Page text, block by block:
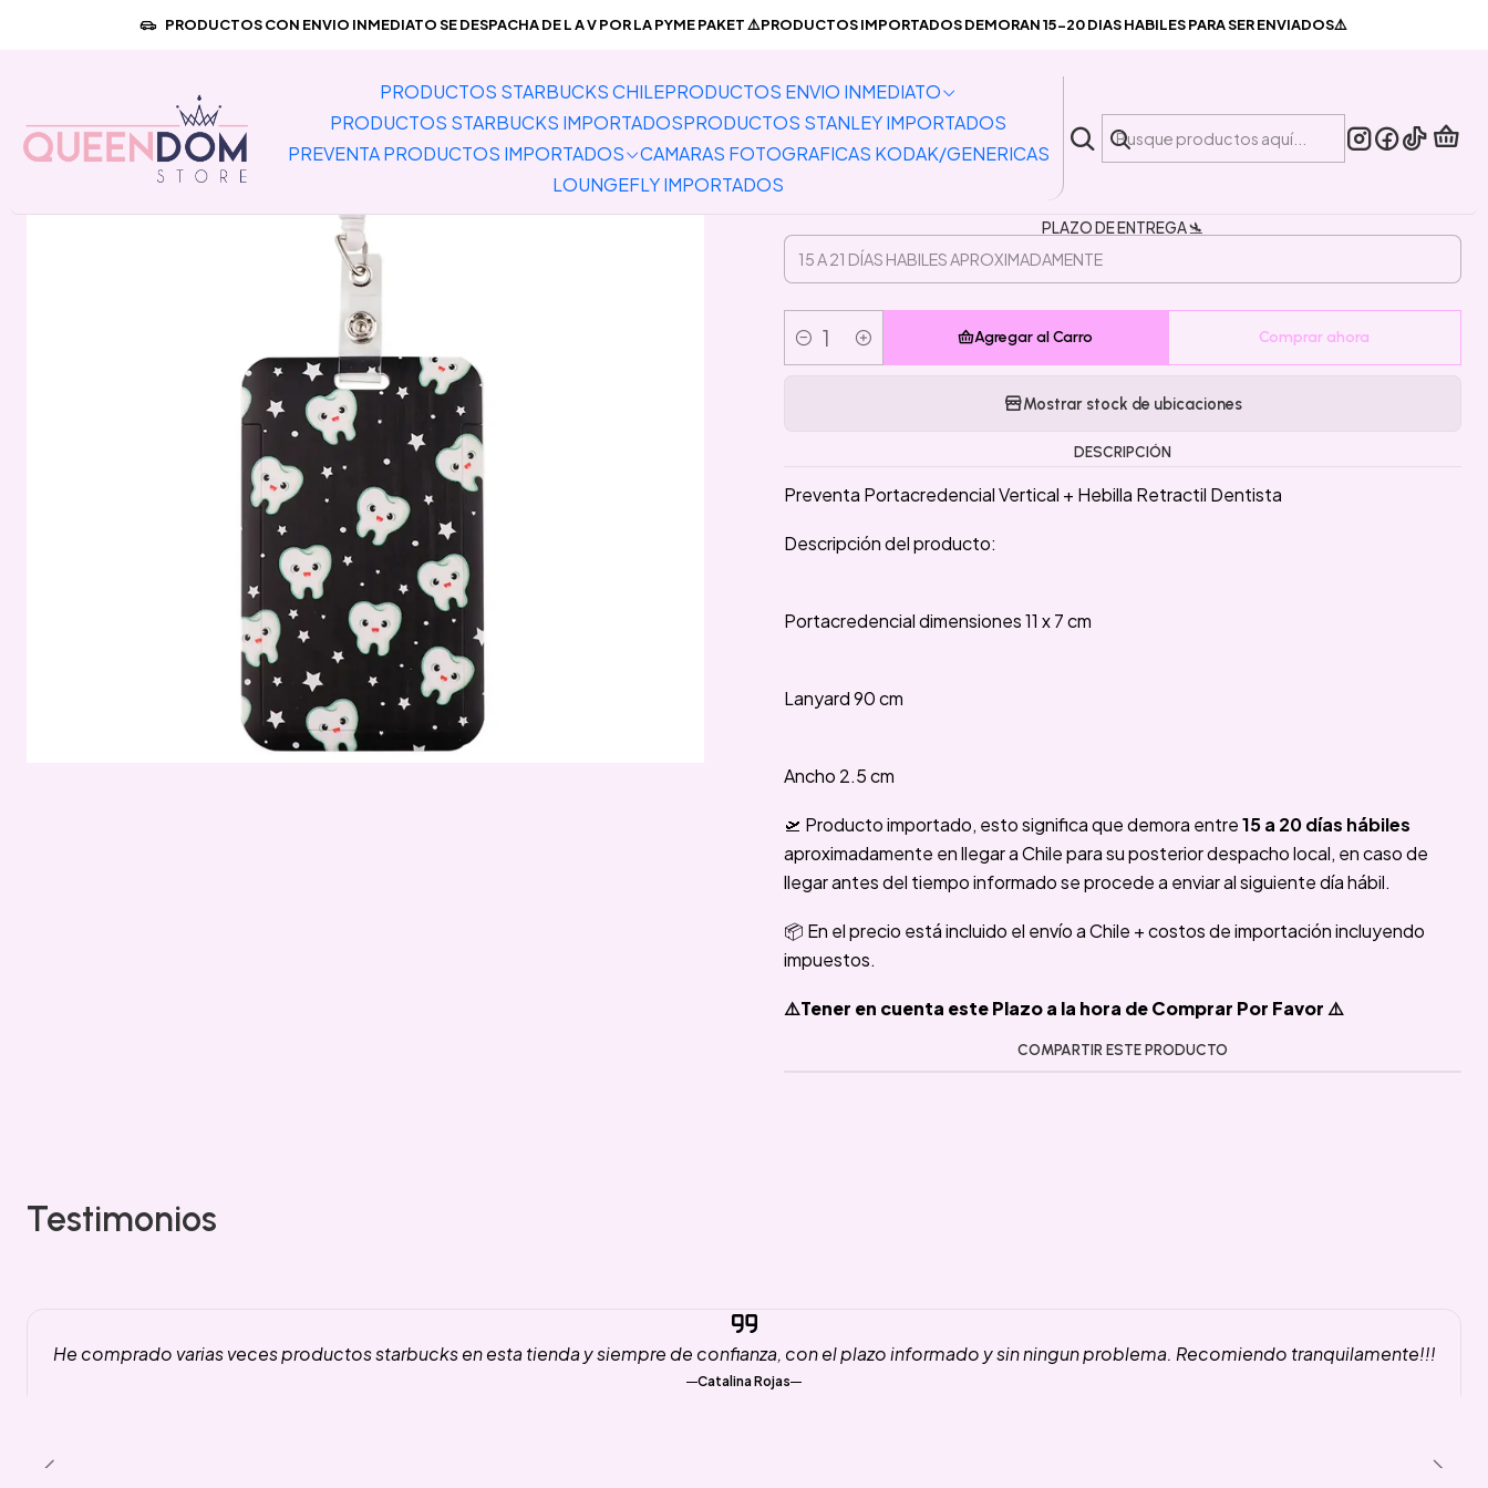
PRODUCTOS STARBUCKS CHILEPRODUCTOS ENVIO INMEDIATO
PRODUCTOS STARBUCKS IMPORTADOSPRODUCTOS STANLEY IMPORTADOS
PREVENTA PRODUCTOS IMPORTADOS
CAMARAS FOTOGRAFICAS KODAK/GENERICAS
LOUNGEFLY IMPORTADOS
PRODUCTOS CON ENVIO INMEDIATO SE DESPACHA DE L A V POR LA PYME PAKET ⚠️PRODUCTOS IMPORTADOS DEMORAN 15-20 DIAS HABILES PARA SER ENVIADOS⚠️
Inicio PREVENTA PRODUCTOS IMPORTADOS Lanyards Hebilla Retractil Preventa Portacredencial Vertical + Hebilla Retractil Dentista
Preventa Portacredencial Vertical +
Hebilla Retractil Dentista
PLAZO DE ENTREGA 🛬
Cantidad
Agregar al Carro Comprar ahora
Mostrar stock de ubicaciones
DESCRIPCIÓN
Preventa Portacredencial Vertical + Hebilla Retractil Dentista
Descripción del producto:
Portacredencial dimensiones 11 x 7 cm
Lanyard 90 cm
Ancho 2.5 cm
🛫 Producto importado, esto significa que demora entre15 a 20 días hábiles
aproximadamente en llegar a Chile para su posterior despacho local, en caso de
llegar antes del tiempo informado se procede a enviar al siguiente día hábil.
📦 En el precio está incluido el envío a Chile + costos de importación incluyendo
impuestos.
⚠️Tener en cuenta este Plazo a la hora de Comprar Por Favor ⚠️
COMPARTIR ESTE PRODUCTO
Testimonios
He comprado varias veces productos starbucks en esta tienda y siempre de confianza, con el plazo informado y sin ningun problema. Recomiendo tranquilamente!!!
Catalina Rojas